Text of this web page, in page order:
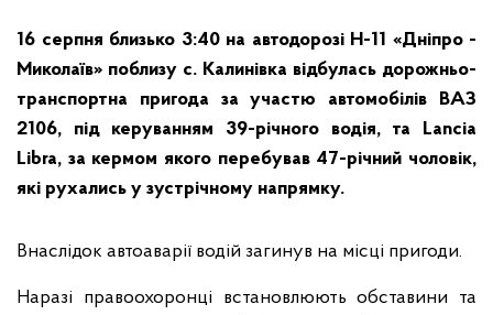
16 серпня близько 3:40 на автодорозі Н-11 «Дніпро -
Миколаїв» поблизу с. Калинівка відбулась дорожньо-
транспортна пригода за участю автомобілів ВАЗ
2106, під керуванням 39-річного водія, та Lancia
Libra, за кермом якого перебував 47-річний чоловік,
які рухались у зустрічному напрямку.
Внаслідок автоаварії водій загинув на місці пригоди.
Наразі правоохоронці встановлюють обставини та